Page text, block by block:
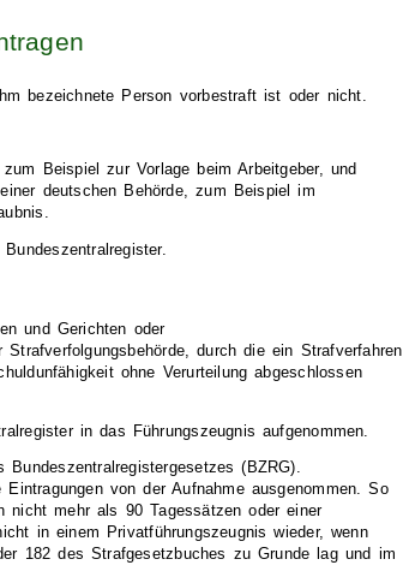
bezeichnete Person vorbestraft ist oder nicht.
zum Beispiel zur Vorlage beim Arbeitgeber, und
deutschen Behörde, zum Beispiel im
und Gerichten oder
durch die ein Strafverfahren
ohne Verurteilung abgeschlossen
in das Führungszeugnis aufgenommen.
(BZRG).
von der Aufnahme ausgenommen. So
nicht mehr als 90 Tagessätzen oder einer
in einem Privatführungszeugnis wieder, wenn
182 des Strafgesetzbuches zu Grunde lag und im